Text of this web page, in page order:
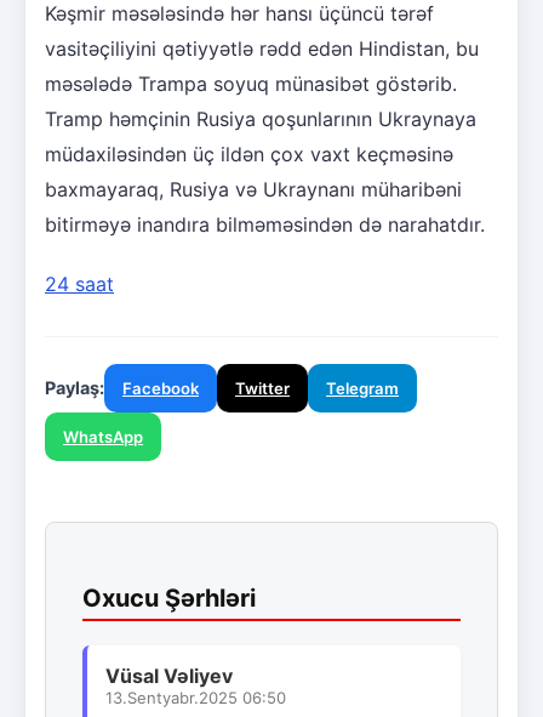
Kəşmir məsələsində hər hansı üçüncü tərəf
vasitəçiliyini qətiyyətlə rədd edən Hindistan, bu
məsələdə Trampa soyuq münasibət göstərib.
Tramp həmçinin Rusiya qoşunlarının Ukraynaya
müdaxiləsindən üç ildən çox vaxt keçməsinə
baxmayaraq, Rusiya və Ukraynanı müharibəni
bitirməyə inandıra bilməməsindən də narahatdır.
24 saat
Paylaş: Facebook Twitter Telegram
WhatsApp
Oxucu Şərhləri
Vüsal Vəliyev
13.Sentyabr.2025 06:50